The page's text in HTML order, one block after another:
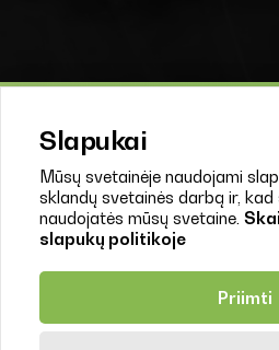
Naujienų prenumerata
Sutinku suPrivatumo politika.
Prenumeruoti
Slapukai
Mūsų svetainėje naudojami
sklandų svetainės darbą ir,
naudojatės mūsų svetaine.
slapukų politikoje
Priimti